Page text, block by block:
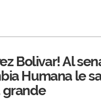
Bolivar! Al
Humana le